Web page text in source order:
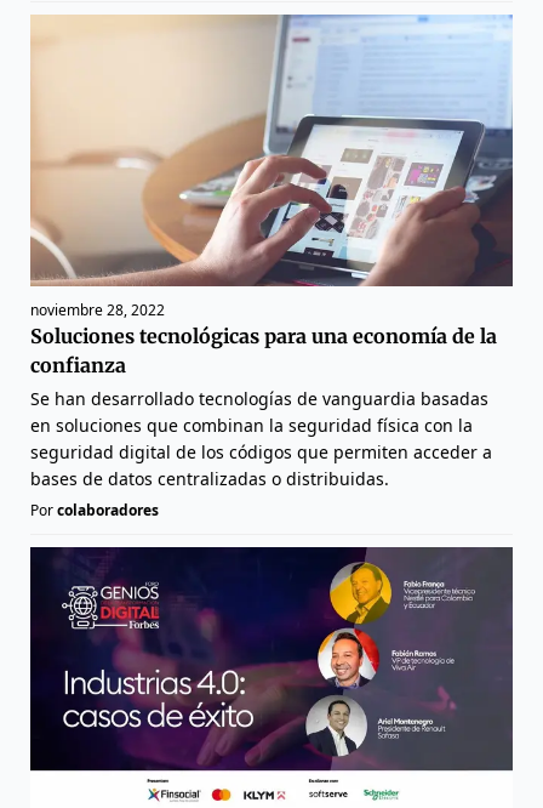
noviembre 28, 2022
Soluciones tecnológicas para una economía de la
confianza
Se han desarrollado tecnologías de vanguardia basadas
en soluciones que combinan la seguridad física con la
seguridad digital de los códigos que permiten acceder a
bases de datos centralizadas o distribuidas.
Porcolaboradores